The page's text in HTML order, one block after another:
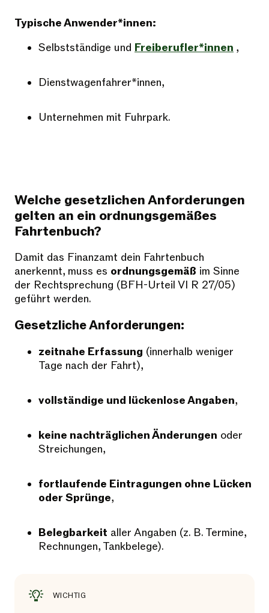
Typische Anwender*innen:
Selbstständige und Freiberufler*innen ,
Dienstwagenfahrer*innen,
Unternehmen mit Fuhrpark.
Welche gesetzlichen Anforderungen
gelten an ein ordnungsgemäßes
Fahrtenbuch?
Damit das Finanzamt dein Fahrtenbuch
anerkennt, muss es ordnungsgemäß im Sinne
der Rechtsprechung (BFH-Urteil VI R 27/05)
geführt werden.
Gesetzliche Anforderungen:
zeitnahe Erfassung (innerhalb weniger
Tage nach der Fahrt),
vollständige und lückenlose Angaben,
keine nachträglichen Änderungen oder
Streichungen,
fortlaufende Eintragungen ohne Lücken
oder Sprünge,
Belegbarkeit aller Angaben (z. B. Termine,
Rechnungen, Tankbelege).
WICHTIG